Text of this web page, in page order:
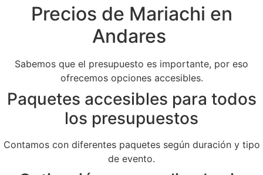
Precios de Mariachi en
Andares
Sabemos que el presupuesto es importante, por eso
ofrecemos opciones accesibles.
Paquetes accesibles para todos
los presupuestos
Contamos con diferentes paquetes según duración y tipo
de evento.